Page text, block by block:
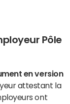
Pôle
en version
attestant la
ont